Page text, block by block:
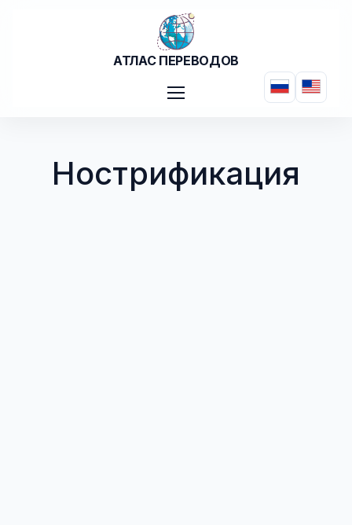
Перейти к основному содержанию
АТЛАС ПЕРЕВОДОВ
Нострификация -
Нострификация